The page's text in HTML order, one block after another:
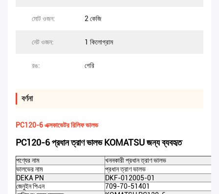
মোট ওজন: 2 কেজি
নেট ওজন: 1 কিলোগ্রাম
রঙ: গেরি
বর্ণনা
PC120-6 এক্সকাভেটর রিলিফ ভালভ
PC120-6 প্রধান ত্রাণ ভালভ KOMATSU জন্য ব্যবহৃত
পণ্যের নাম
খননকারী প্রধান ত্রাণ ভালভ
ভালভের নাম
প্রধান ত্রাণ ভালভ
DEKA PN
DKF-012005-01
জেনুইন পিএন
709-70-51401